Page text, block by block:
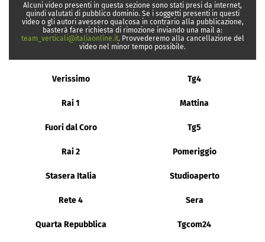
Alcuni video presenti in questa sezione sono stati presi da internet,
quindi valutati di pubblico dominio. Se i soggetti presenti in questi
video o gli autori avessero qualcosa in contrario alla pubblicazione,
basterà fare richiesta di rimozione inviando una mail a:
team_verticali@italiaonline.it. Provvederemo alla cancellazione del
video nel minor tempo possibile.
Verissimo Tg4
Rai 1 Mattina
Fuori dal Coro Tg5
Rai 2 Pomeriggio
Stasera Italia Studioaperto
Rete 4 Sera
Quarta Repubblica Tgcom24